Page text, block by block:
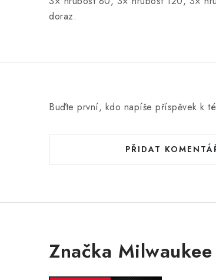
doraz.
Buďte první, kdo napíše příspěvek k
PŘIDAT
Značka Milwaukee